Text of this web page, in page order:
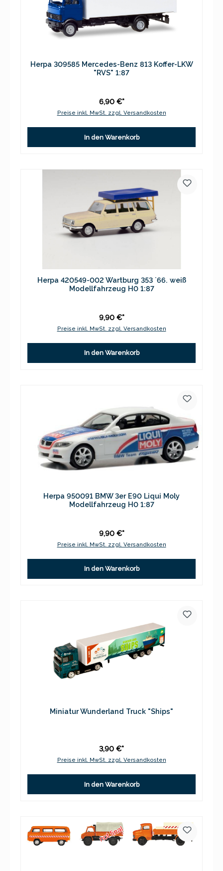
Herpa 309585 Mercedes-Benz 813 Koffer-LKW
"RVS" 1:87
6,90 €*
Preise inkl. MwSt. zzgl. Versandkosten
In den Warenkorb
Herpa 420549-002 Wartburg 353 `66. weiß
Modellfahrzeug H0 1:87
9,90 €*
Preise inkl. MwSt. zzgl. Versandkosten
In den Warenkorb
Herpa 950091 BMW 3er E90 Liqui Moly
Modellfahrzeug H0 1:87
9,90 €*
Preise inkl. MwSt. zzgl. Versandkosten
In den Warenkorb
Miniatur Wunderland Truck "Ships"
3,90 €*
Preise inkl. MwSt. zzgl. Versandkosten
In den Warenkorb